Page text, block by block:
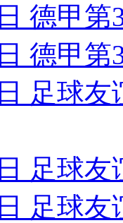
德甲
德甲
足球
足球
足球